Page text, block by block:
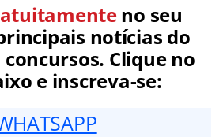
no seu
notícias do
Clique no
e inscreva-se: